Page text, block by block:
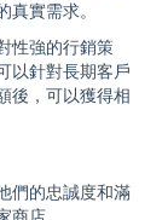
實需求。
性強的行銷策
以針對長期客戶
後，可以獲得相
們的忠誠度和滿